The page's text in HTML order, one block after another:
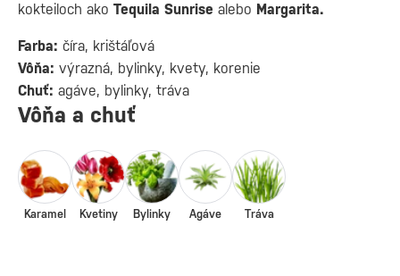
kokteiloch ako Tequila Sunrise alebo Margarita.
Farba: číra, krištáľová
Vôňa: výrazná, bylinky, kvety, korenie
Chuť: agáve, bylinky, tráva
Vôňa a chuť
Karamel Kvetiny Bylinky Agáve Tráva